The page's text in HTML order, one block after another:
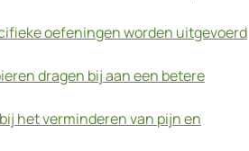
oefeningen worden uitgevoerd
dragen bij aan een betere
het verminderen van pijn en